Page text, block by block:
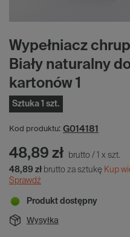
Wypełniacz
Biały naturalny
kartonów 1
Sztuka 1 szt.
Kod produktu: G014181
48,89 zł brutto / 1 x szt.
48,89 zł brutto za sztukę Kup
Sprawdź
Produkt dostępny
Wysyłka